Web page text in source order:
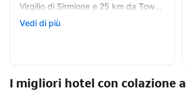
Virgilio di Sirmione e 25 km da Tower
of San Martino della Battaglia.
Recensione
Pulizia , cura e ambiente sereno e
Vedi di più
I migliori hotel con colazione a